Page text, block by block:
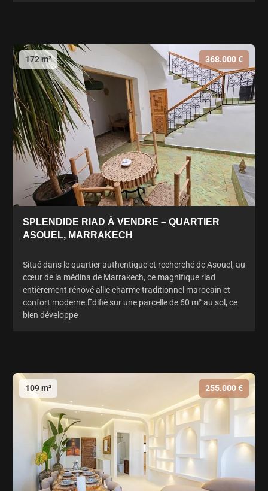
172 m² 368.000 €
SPLENDIDE RIAD À VENDRE – QUARTIER
ASOUEL, MARRAKECH
Situé dans le quartier authentique et recherché de Asouel, au
cœur de la médina de Marrakech, ce magnifique riad
entièrement rénové allie charme traditionnel marocain et
confort moderne.Édifié sur une parcelle de 60 m² au sol, ce
bien développe
109 m² 255.000 €